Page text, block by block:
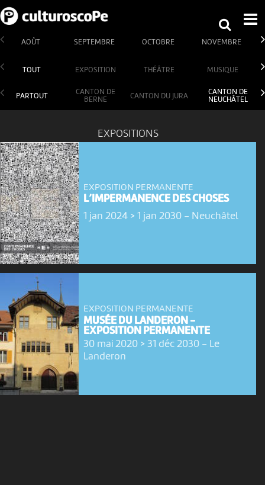
AOÛT SEPTEMBRE OCTOBRE NOVEMBRE
TOUT EXPOSITION THÉÂTRE MUSIQUE
PARTOUT
CANTON DE
BERNE
CANTON DU JURA
CANTON DE
NEUCHÂTEL
EXPOSITIONS
EXPOSITION PERMANENTE
L’IMPERMANENCE DES CHOSES
1 jan 2024 > 1 jan 2030- Neuchâtel
EXPOSITION PERMANENTE
MUSÉE DU LANDERON -
EXPOSITION PERMANENTE
30 mai 2020 > 31 déc 2030- Le
Landeron